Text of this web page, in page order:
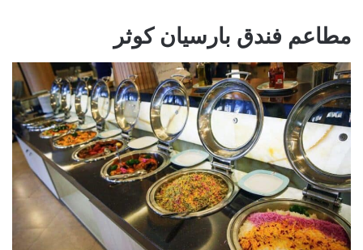
مطاعم فندق بارسيان كوثر